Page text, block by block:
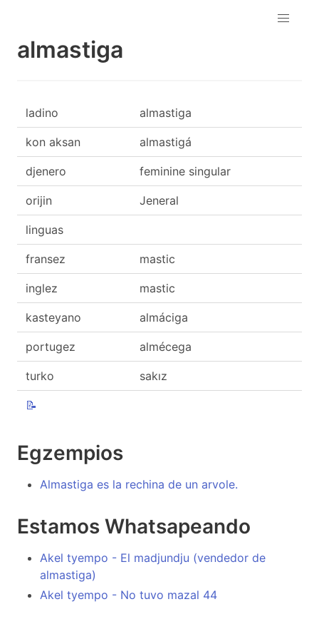
almastiga
ladino almastiga
kon aksan almastigá
djenero feminine singular
orijin Jeneral
linguas
fransez mastic
inglez mastic
kasteyano almáciga
portugez almécega
turko sakız
📝
Egzempios
Almastiga es la rechina de un arvole.
Estamos Whatsapeando
Akel tyempo - El madjundju (vendedor de
almastiga)
Akel tyempo - No tuvo mazal 44